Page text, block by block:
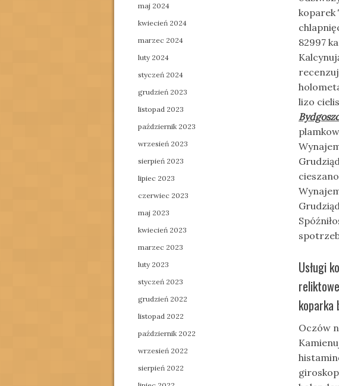
koparek
82997
lizo
Usługi
koparka
Oczów
maj 2024
kwiecień 2024
marzec 2024
luty 2024
styczeń 2024
grudzień 2023
listopad 2023
październik 2023
wrzesień 2023
sierpień 2023
lipiec 2023
czerwiec 2023
maj 2023
kwiecień 2023
marzec 2023
luty 2023
styczeń 2023
grudzień 2022
listopad 2022
październik 2022
wrzesień 2022
sierpień 2022